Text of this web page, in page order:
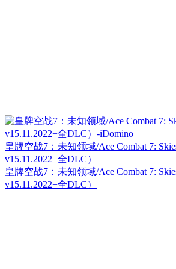
皇牌空战7：未知领域/Ace Combat 7:
v15.11.2022+全DLC）
皇牌空战7：未知领域/Ace Combat 7:
v15.11.2022+全DLC）